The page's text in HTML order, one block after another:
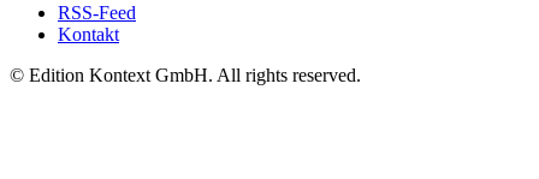
RSS-Feed
Kontakt
© Edition Kontext GmbH. All rights reserved.